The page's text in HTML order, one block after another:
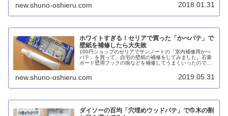
new.shuno-oshieru.com 2018.01.31
ホワイトすぎる！セリアで買った「かべパテ」で
壁紙を補修したら大失敗
100円ショップのセリアでサンノートの「室内補修用かべ
パテ」を買って、自宅の壁紙の補修をしてみました。石膏
ボード壁用フックの痕などを補修してうまくいったのです
new.shuno-oshieru.com 2019.05.31
ダイソーの百均「穴埋めウッドパテ」で巾木の割